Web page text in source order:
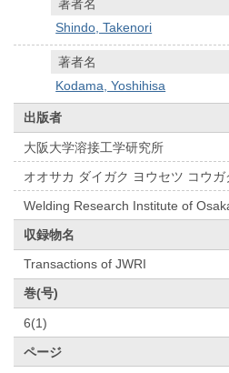
著者名
Shindo, Takenori
著者名
Kodama, Yoshihisa
出版者
大阪大学溶接工学研究所
オオサカ ダイガク ヨウセツ コウガ
Welding Research Institute of
収録物名
Transactions of JWRI
巻(号)
6(1)
ページ